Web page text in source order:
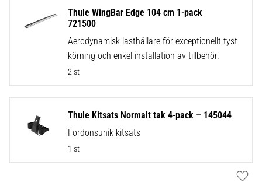
Thule WingBar Edge 104 cm 1-pack
721500
Aerodynamisk lasthållare för exceptionellt tyst
körning och enkel installation av tillbehör.
2 st
Thule Kitsats Normalt tak 4-pack – 145044
Fordonsunik kitsats
1 st